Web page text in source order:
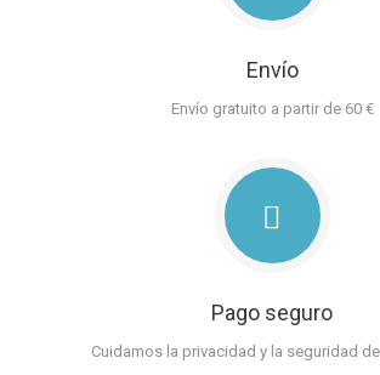
Envío
Envío gratuito a partir de 60 €
Pago seguro
Cuidamos la privacidad y la seguridad